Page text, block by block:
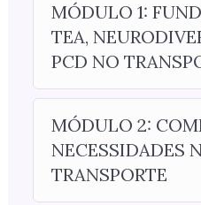
MÓDULO 1:
TEA,
PCD NO
MÓDULO 2:
NECESSIDADES
TRANSPORTE